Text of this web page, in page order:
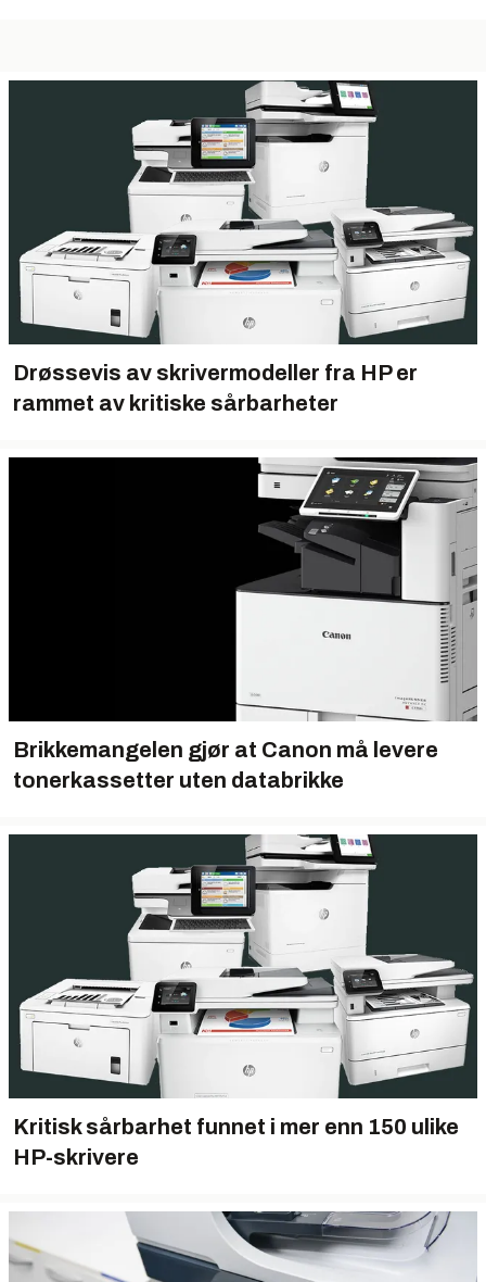
Drøssevis av skrivermodeller fra HP er
rammet av kritiske sårbarheter
Brikkemangelen gjør at Canon må levere
tonerkassetter uten databrikke
Kritisk sårbarhet funnet i mer enn 150 ulike
HP-skrivere